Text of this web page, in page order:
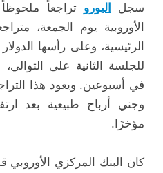
سجل اليورو تراجعاً
الأوروبية يوم الجمعة،
الرئيسية، وعلى رأسها
للجلسة الثانية على
في أسبوعين. ويعود هذا
وجني أرباح طبيعية بعد
مؤخرًا.
كان البنك المركزي